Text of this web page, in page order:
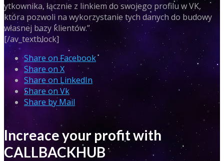
ytkownika, łącznie z linkiem do swojego profilu w VK,
która pozwoli na wykorzystanie tych danych do budowy
własnej bazy klientów.”
[/av_textblock]
Share on Facebook
Share on X
Share on LinkedIn
Share on Vk
Share by Mail
Increace your profit with
CALLBACKHUB